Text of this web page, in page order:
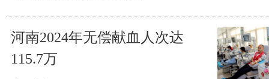
河南2024年无偿献血人次达
115.7万